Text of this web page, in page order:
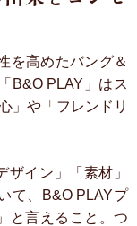
を高めたバング＆
B&O PLAY」はス
」や「フレンドリ
ザイン」「素材」
て、B&O PLAYプ
と言えること。つ